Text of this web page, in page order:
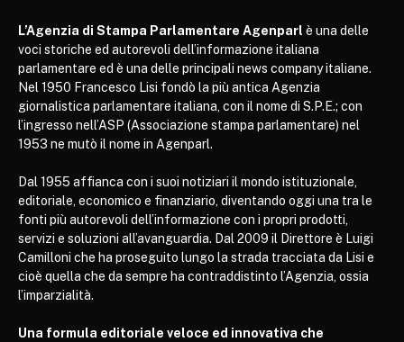
L’Agenzia di Stampa Parlamentare Agenparl è una delle
voci storiche ed autorevoli dell’informazione italiana
parlamentare ed è una delle principali news company italiane.
Nel 1950 Francesco Lisi fondò la più antica Agenzia
giornalistica parlamentare italiana, con il nome di S.P.E.; con
l’ingresso nell’ASP (Associazione stampa parlamentare) nel
1953 ne mutò il nome in Agenparl.
Dal 1955 affianca con i suoi notiziari il mondo istituzionale,
editoriale, economico e finanziario, diventando oggi una tra le
fonti più autorevoli dell’informazione con i propri prodotti,
servizi e soluzioni all’avanguardia. Dal 2009 il Direttore è Luigi
Camilloni che ha proseguito lungo la strada tracciata da Lisi e
cioè quella che da sempre ha contraddistinto l’Agenzia, ossia
l’imparzialità.
Una formula editoriale veloce ed innovativa che